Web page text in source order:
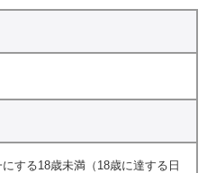
する18歳未満（18歳に達する日